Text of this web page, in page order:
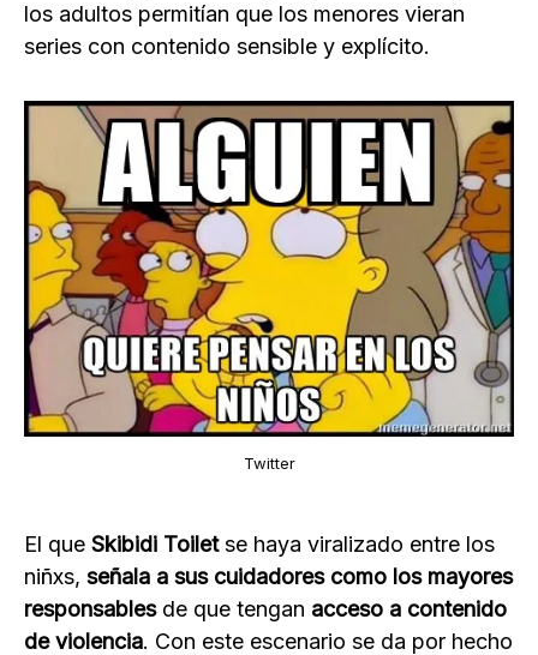
los adultos permitían que los menores vieran
series con contenido sensible y explícito.
Twitter
El que Skibidi Toiletse haya viralizado entre los
niñxs, señala a sus cuidadores como los mayores
responsablesde que tengan acceso a contenido
de violencia. Con este escenario se da por hecho